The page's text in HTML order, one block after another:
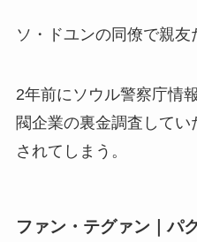
ソ・ドユンの同僚で親友
2年前にソウル警察庁情
閥企業の裏金調査して
されてしまう。
ファン・テグァン｜パ